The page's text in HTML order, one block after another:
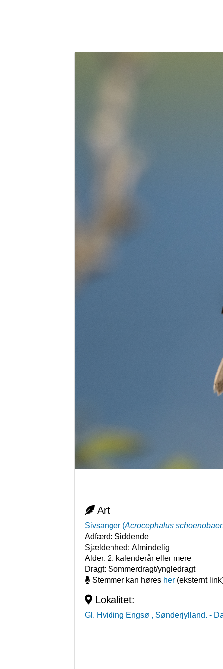
Art
Sivsanger (Acrocephalus
Adfærd: Siddende
Sjældenhed:Almindelig
Alder: 2. kalenderår eller mere
Dragt: Sommerdragt/yngledragt
Stemmer kan høres her (eksternt
Lokalitet:
Gl. Hviding Engsø , Sønderjylland. -